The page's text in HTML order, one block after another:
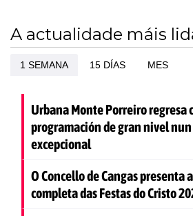
A actualidade máis
1 SEMANA 15 DÍAS MES
Urbana Monte Porreiro regresa
programación de gran nivel
excepcional
O Concello de Cangas presenta
completa das Festas do Cristo